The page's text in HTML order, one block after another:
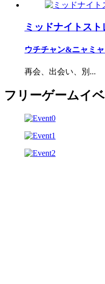
ミッドナイトスト
ウチチャン&ニャミ
再会、出会い、別...
フリーゲームイ